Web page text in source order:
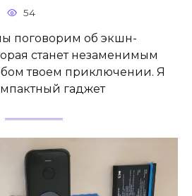
54
поговорим об экшн-
станет незаменимым
твоем приключении. Я
гаджет